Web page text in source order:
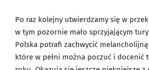
Po raz kolejny utwierdzamy się w
w tym pozornie mało sprzyjającym
Polska potrafi zachwycić
które w pełni można poczuć i docenić